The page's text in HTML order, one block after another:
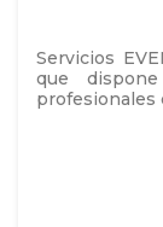
Servicios
que
profesionales